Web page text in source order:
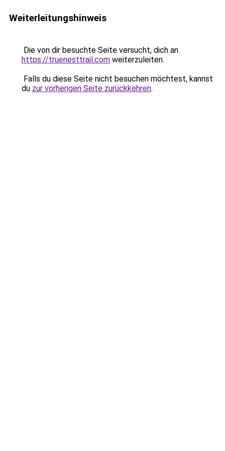
Weiterleitungshinweis
Die von dir besuchte Seite versucht, dich an
https://truenesttrail.com weiterzuleiten.
Falls du diese Seite nicht besuchen möchtest, kannst
du zur vorherigen Seite zurückkehren.